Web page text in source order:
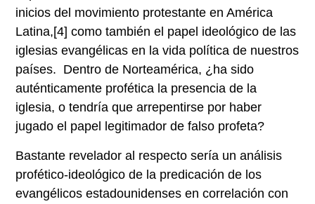
inicios del movimiento protestante en América
Latina,[4] como también el papel ideológico de las
iglesias evangélicas en la vida política de nuestros
países. Dentro de Norteamérica, ¿ha sido
auténticamente profética la presencia de la
iglesia, o tendría que arrepentirse por haber
jugado el papel legitimador de falso profeta?
Bastante revelador al respecto sería un análisis
profético-ideológico de la predicación de los
evangélicos estadounidenses en correlación con